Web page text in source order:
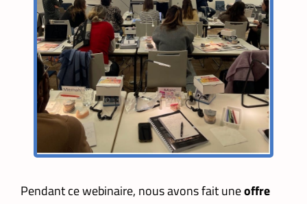
Pendant ce webinaire, nous avons fait uneoffre